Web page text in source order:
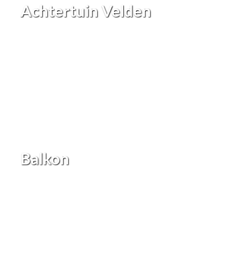
Achtertuin Velden
Balkon